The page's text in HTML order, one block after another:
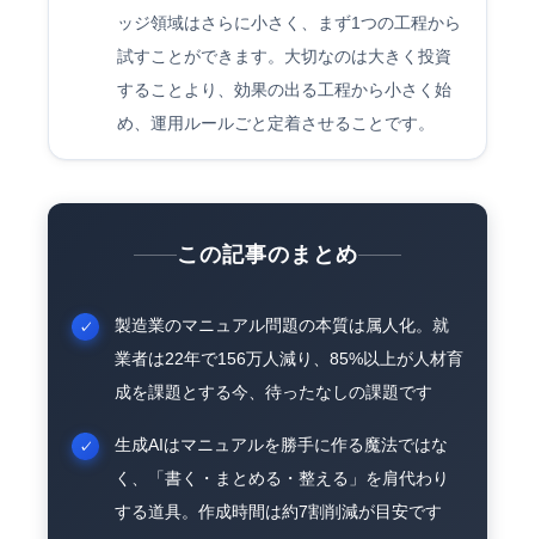
ッジ領域はさらに小さく、まず1つの工程から
試すことができます。大切なのは大きく投資
することより、効果の出る工程から小さく始
め、運用ルールごと定着させることです。
この記事のまとめ
製造業のマニュアル問題の本質は属人化。就
業者は22年で156万人減り、85%以上が人材育
成を課題とする今、待ったなしの課題です
生成AIはマニュアルを勝手に作る魔法ではな
く、「書く・まとめる・整える」を肩代わり
する道具。作成時間は約7割削減が目安です